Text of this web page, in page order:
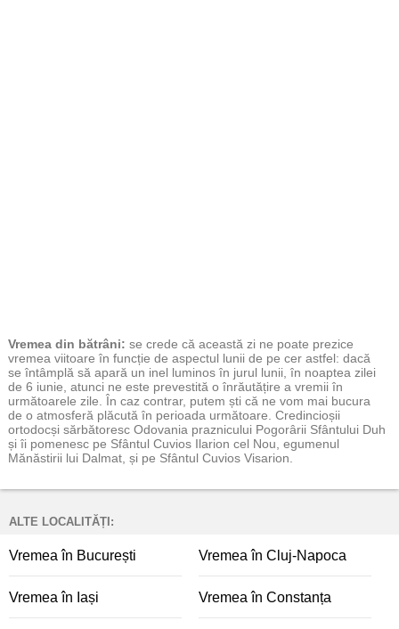
Vremea din bătrâni: se crede că această zi ne poate prezice
vremea viitoare în funcție de aspectul lunii de pe cer astfel: dacă
se întâmplă să apară un inel luminos în jurul lunii, în noaptea zilei
de 6 iunie, atunci ne este prevestită o înrăutățire a vremii în
următoarele zile. În caz contrar, putem ști că ne vom mai bucura
de o atmosferă plăcută în perioada următoare. Credincioșii
ortodocși sărbătoresc Odovania praznicului Pogorârii Sfântului Duh
și îi pomenesc pe Sfântul Cuvios Ilarion cel Nou, egumenul
Mănăstirii lui Dalmat, și pe Sfântul Cuvios Visarion.
ALTE LOCALITĂȚI:
Vremea în București Vremea în Cluj-Napoca
Vremea în Iași Vremea în Constanța